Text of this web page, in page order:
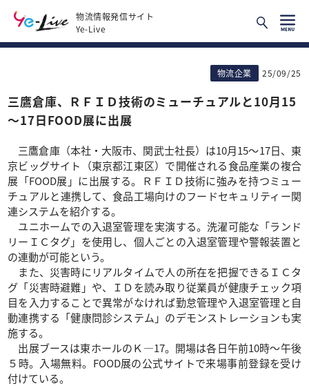
物流情報発信サイト
Ye-Live
物流企業 25/09/25
三鷹倉庫、ＲＦＩＤ技術のミューチュアルと10月15
～17日FOOD展に出展
三鷹倉庫（本社・大阪市、関武士社長）は10月15～17日、東
京ビッグサイト（東京都江東区）で開催される食品産業の複合
展「FOOD展」に出展する。ＲＦＩＤ技術に強みを持つミュー
チュアルと連携して、食品工場向けのフードセキュリティー関
連システムを紹介する。
ユニホームでの入退室管理を実演する。洗濯可能な「ランド
リーＩＣタグ」を使用し、個人ごとの入退室管理や警報装置と
の連動が可能という。
また、災害時にリアルタイムで人の所在を把握できるＩＣタ
グ「災害時避難」や、ＩＤを読み取り従業員が健康チェック項
目を入力することで異常がなければ勤怠管理や入退室管理と自
動連携する「健康問診システム」のデモンストレーションも実
施する。
出展ブースは東ホールのＫ―17。開場は各日午前10時～午後
５時。入場無料。FOOD展の公式サイトで来場事前登録を受け
付けている。